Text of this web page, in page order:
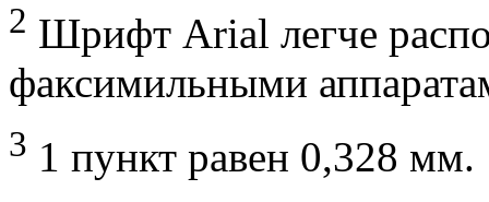
2 Шрифт Arial легче
факсимильными
3 1 пункт равен 0,328 мм.